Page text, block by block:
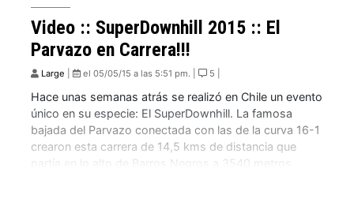
Video :: SuperDownhill 2015 :: El
Parvazo en Carrera!!!
Large el 05/05/15 a las 5:51 pm. | 5 |
Hace unas semanas atrás se realizó en Chile un evento
único en su especie: El SuperDownhill. La famosa
bajada del Parvazo conectada con las de la curva 16-1
crearon esta carrera de 14,5 kms de distancia que
partía en lo alto de Barros Negros a 3540 metros